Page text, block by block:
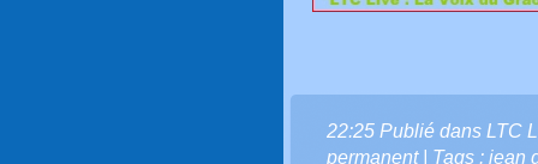
22:25 Publié dans LTC
permanent| Tags : jean